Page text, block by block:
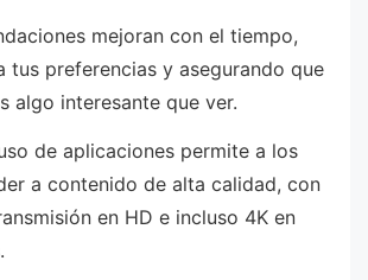
mejoran con el tiempo,
tus preferencias y asegurando que
algo interesante que ver.
de aplicaciones permite a los
a contenido de alta calidad, con
en HD e incluso 4K en